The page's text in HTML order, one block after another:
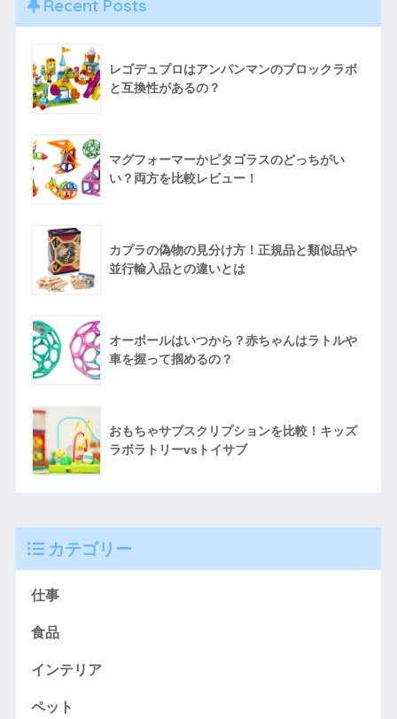
Recent Posts
レゴデュプロはアンパンマンのブロックラボ
と互換性があるの？
マグフォーマーかピタゴラスのどっちがい
い？両方を比較レビュー！
カプラの偽物の見分け方！正規品と類似品や
並行輸入品との違いとは
オーボールはいつから？赤ちゃんはラトルや
車を握って掴めるの？
おもちゃサブスクリプションを比較！キッズ
ラボラトリーvsトイサブ
カテゴリー
仕事
食品
インテリア
ペット